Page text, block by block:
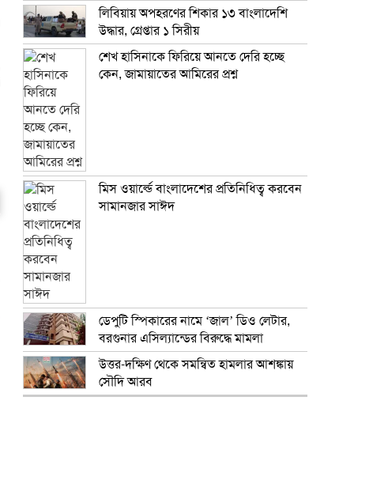
লিবিয়ায় অপহরণের শিকার ১৩ বাংলাদেশি
উদ্ধার, গ্রেপ্তার ১ সিরীয়
শেখ হাসিনাকে ফিরিয়ে আনতে দেরি হচ্ছে
কেন, জামায়াতের আমিরের প্রশ্ন
মিস ওয়ার্ল্ডে বাংলাদেশের প্রতিনিধিত্ব করবেন
সামানজার সাঈদ
ডেপুটি স্পিকারের নামে ‘জাল’ ডিও লেটার,
বরগুনার এসিল্যান্ডের বিরুদ্ধে মামলা
উত্তর-দক্ষিণ থেকে সমন্বিত হামলার আশঙ্কায়
সৌদি আরব